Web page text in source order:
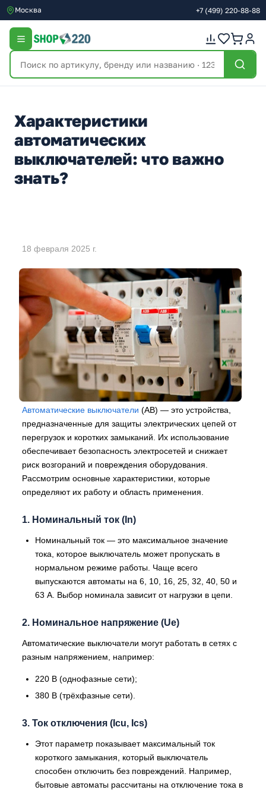
Москва +7 (499) 220-88-88
Характеристики
автоматических
выключателей: что важно
знать?
18 февраля 2025 г.
Автоматические выключатели (АВ) — это устройства,
предназначенные для защиты электрических цепей от
перегрузок и коротких замыканий. Их использование
обеспечивает безопасность электросетей и снижает
риск возгораний и повреждения оборудования.
Рассмотрим основные характеристики, которые
определяют их работу и область применения.
1. Номинальный ток (In)
Номинальный ток — это максимальное значение
тока, которое выключатель может пропускать в
нормальном режиме работы. Чаще всего
выпускаются автоматы на 6, 10, 16, 25, 32, 40, 50 и
63 А. Выбор номинала зависит от нагрузки в цепи.
2. Номинальное напряжение (Ue)
Автоматические выключатели могут работать в сетях с
разным напряжением, например:
220 В (однофазные сети);
380 В (трёхфазные сети).
3. Ток отключения (Icu, Ics)
Этот параметр показывает максимальный ток
короткого замыкания, который выключатель
способен отключить без повреждений. Например,
бытовые автоматы рассчитаны на отключение тока в